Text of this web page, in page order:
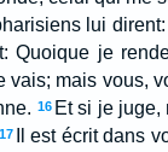
lui
Quoique je
mais vous,
16 Et si je juge,
17
Il est écrit dans